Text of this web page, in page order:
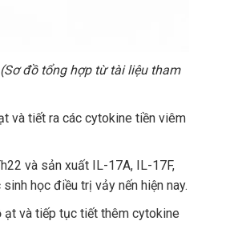
đồ tổng hợp từ tài liệu tham
và tiết ra các cytokine tiền viêm
và sản xuất IL-17A, IL-17F,
học điều trị vảy nến hiện nay.
và tiếp tục tiết thêm cytokine